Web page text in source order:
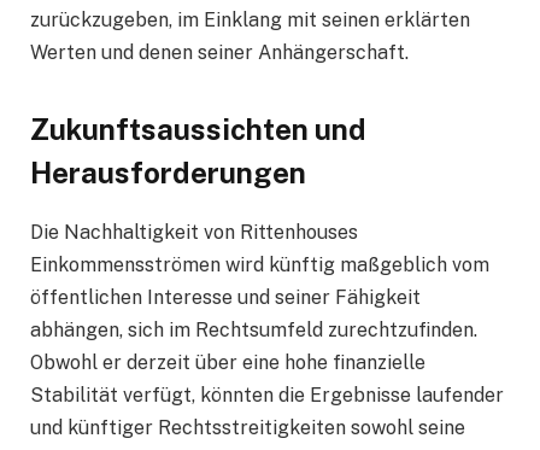
zurückzugeben, im Einklang mit seinen erklärten
Werten und denen seiner Anhängerschaft.
Zukunftsaussichten und
Herausforderungen
Die Nachhaltigkeit von Rittenhouses
Einkommensströmen wird künftig maßgeblich vom
öffentlichen Interesse und seiner Fähigkeit
abhängen, sich im Rechtsumfeld zurechtzufinden.
Obwohl er derzeit über eine hohe finanzielle
Stabilität verfügt, könnten die Ergebnisse laufender
und künftiger Rechtsstreitigkeiten sowohl seine